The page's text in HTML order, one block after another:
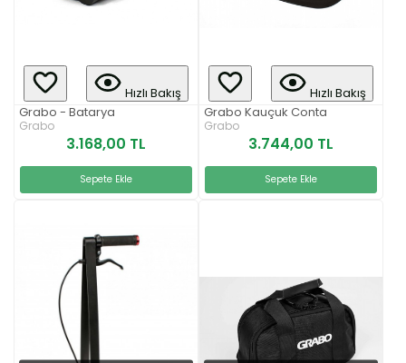
Hızlı Bakış
Grabo - Batarya
Grabo
3.168,00 TL
Sepete Ekle
Hızlı Bakış
Grabo Kauçuk Conta
Grabo
3.744,00 TL
Sepete Ekle